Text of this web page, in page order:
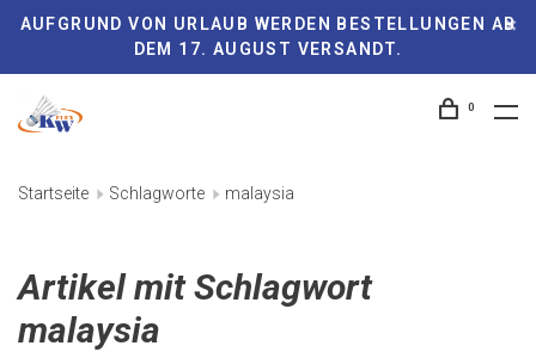
AUFGRUND VON URLAUB WERDEN BESTELLUNGEN AB
DEM 17. AUGUST VERSANDT.
0
Startseite Schlagworte malaysia
Artikel mit Schlagwort
malaysia